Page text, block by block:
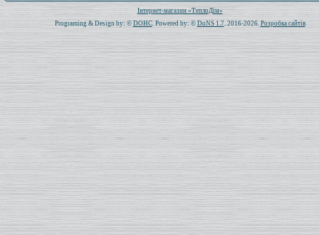
Всього: 1020188 Сьогодні: 278
Інтернет-магазин «ТеплоДім»
Programing & Design by: © DOHC. Powered by: © DoNS 1.7. 2016-2026. Розробка сайтів